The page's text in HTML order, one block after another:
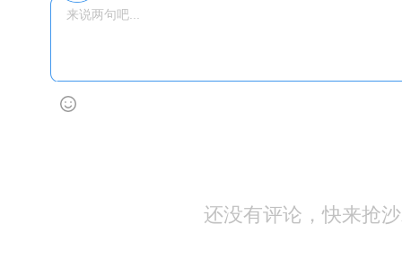
还没有评论，快来抢